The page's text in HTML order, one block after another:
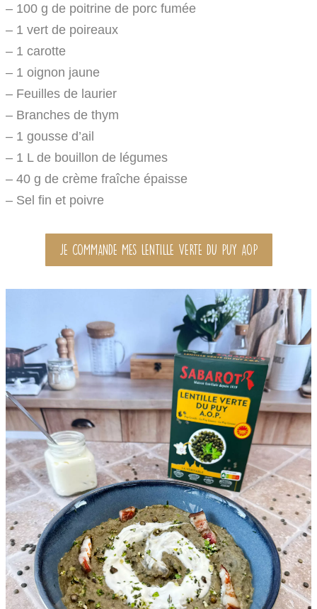
– 100 g de poitrine de porc fumée
– 1 vert de poireaux
– 1 carotte
– 1 oignon jaune
– Feuilles de laurier
– Branches de thym
– 1 gousse d’ail
– 1 L de bouillon de légumes
– 40 g de crème fraîche épaisse
– Sel fin et poivre
JE COMMANDE MES LENTILLE VERTE DU PUY AOP